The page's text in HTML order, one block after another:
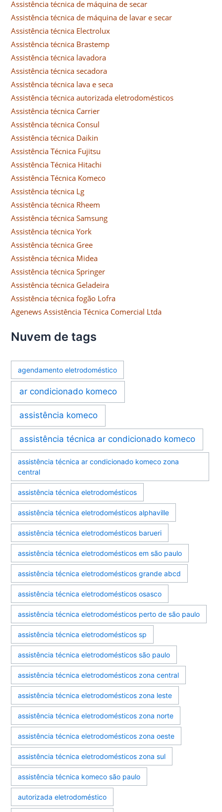
Assistência técnica de máquina de secar
Assistência técnica de máquina de lavar e secar
Assistência técnica Electrolux
Assistência técnica Brastemp
Assistência técnica lavadora
Assistência técnica secadora
Assistência técnica lava e seca
Assistência técnica autorizada eletrodomésticos
Assistência técnica Carrier
Assistência técnica Consul
Assistência técnica Daikin
Assistência Técnica Fujitsu
Assistência Técnica Hitachi
Assistência Técnica Komeco
Assistência técnica Lg
Assistência técnica Rheem
Assistência técnica Samsung
Assistência técnica York
Assistência técnica Gree
Assistência técnica Midea
Assistência técnica Springer
Assistência técnica Geladeira
Assistência técnica fogão Lofra
Agenews Assistência Técnica Comercial Ltda
Nuvem de tags
agendamento eletrodoméstico
ar condicionado komeco
assistência komeco
assistência técnica ar condicionado komeco
assistência técnica ar condicionado komeco zona
central
assistência técnica eletrodomésticos
assistência técnica eletrodomésticos alphaville
assistência técnica eletrodomésticos barueri
assistência técnica eletrodomésticos em são paulo
assistência técnica eletrodomésticos grande abcd
assistência técnica eletrodomésticos osasco
assistência técnica eletrodomésticos perto de são paulo
assistência técnica eletrodomésticos sp
assistência técnica eletrodomésticos são paulo
assistência técnica eletrodomésticos zona central
assistência técnica eletrodomésticos zona leste
assistência técnica eletrodomésticos zona norte
assistência técnica eletrodomésticos zona oeste
assistência técnica eletrodomésticos zona sul
assistência técnica komeco são paulo
autorizada eletrodoméstico